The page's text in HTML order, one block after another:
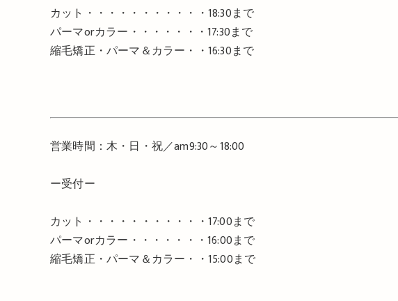
カット・・・・・・・・・・・ 18:30まで
パーマorカラー・・・・・・・17:30まで
縮毛矯正・パーマ＆カラー・・ 16:30まで
営業時間：木・日・祝／am9:30～18:00
ー受付ー
カット・・・・・・・・・・・ 17:00まで
パーマorカラー・・・・・・・16:00まで
縮毛矯正・パーマ＆カラー・・ 15:00まで